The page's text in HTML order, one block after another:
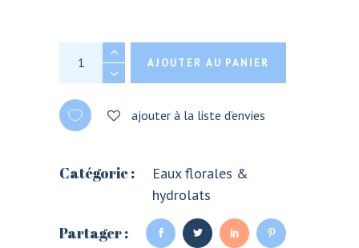
Eau florale de Lavande Vraie, 200ml quantity
AJOUTER AU PANIER
ajouter à la liste d’envies
Catégorie :
Eaux florales &
hydrolats
Partager :